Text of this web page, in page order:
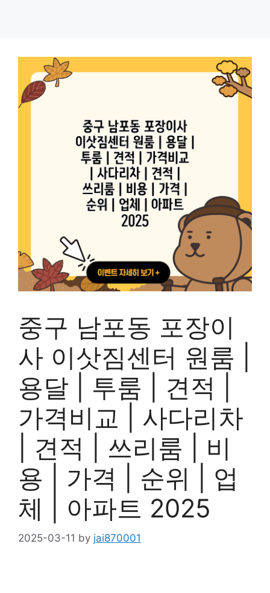
중구 남포동 포장이
사 이삿짐센터 원룸 |
용달 | 투룸 | 견적 |
가격비교 | 사다리차
| 견적 | 쓰리룸 | 비
용 | 가격 | 순위 | 업
체 | 아파트 2025
2025-03-11 by jai870001